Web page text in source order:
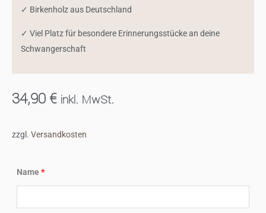
✓ Birkenholz aus Deutschland
✓ Viel Platz für besondere Erinnerungsstücke an deine
Schwangerschaft
34,90 € inkl. MwSt.
zzgl. Versandkosten
Name*
Erinnerungskiste
Holz